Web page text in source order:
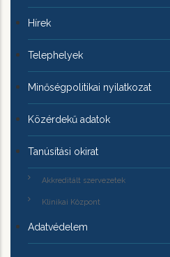
Hírek
Telephelyek
Minőségpolitikai nyilatkozat
Közérdekű adatok
Tanúsítási okirat
Akkreditált szervezetek
Klinikai Központ
Adatvédelem